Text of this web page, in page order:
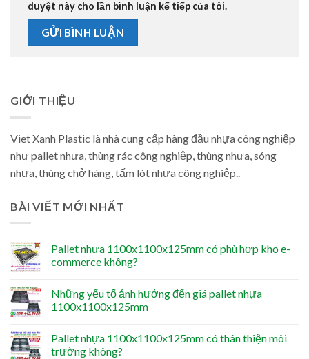
duyệt này cho lần bình luận kế tiếp của tôi.
GIỚI THIỆU
Viet Xanh Plastic là nhà cung cấp hàng đầu nhựa công nghiệp
như pallet nhựa, thùng rác công nghiệp, thùng nhựa, sóng
nhựa, thùng chở hàng, tấm lót nhựa công nghiệp..
BÀI VIẾT MỚI NHẤT
Pallet nhựa 1100x1100x125mm có phù hợp kho e-
commerce không?
Những yếu tố ảnh hưởng đến giá pallet nhựa
1100x1100x125mm
Pallet nhựa 1100x1100x125mm có thân thiện môi
trường không?